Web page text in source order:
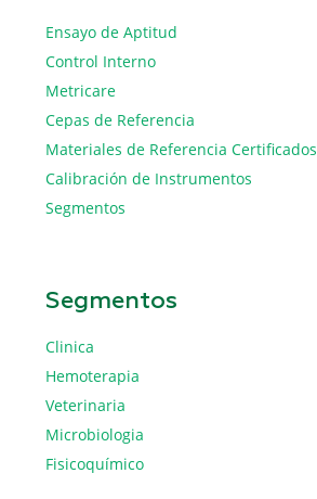
Ensayo de Aptitud
Control Interno
Metricare
Cepas de Referencia
Materiales de Referencia Certificados
Calibración de Instrumentos
Segmentos
Segmentos
Clinica
Hemoterapia
Veterinaria
Microbiologia
Fisicoquímico